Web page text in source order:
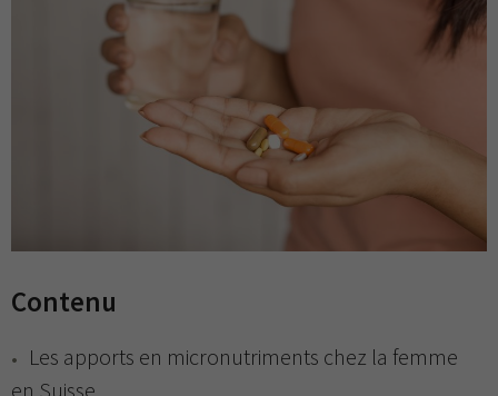
Contenu
Les apports en micronutriments chez la femme
en Suisse